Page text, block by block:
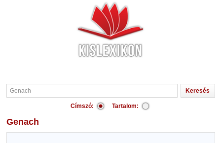
Címszó: Tartalom:
Genach